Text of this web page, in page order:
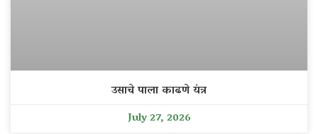
उसाचे पाला काढणे यंत्र
July 27, 2026